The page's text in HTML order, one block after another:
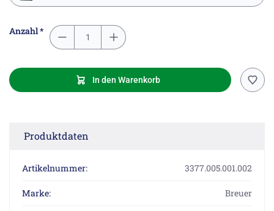
Anzahl *
In den Warenkorb
Produktdaten
Artikelnummer: 3377.005.001.002
Marke: Breuer